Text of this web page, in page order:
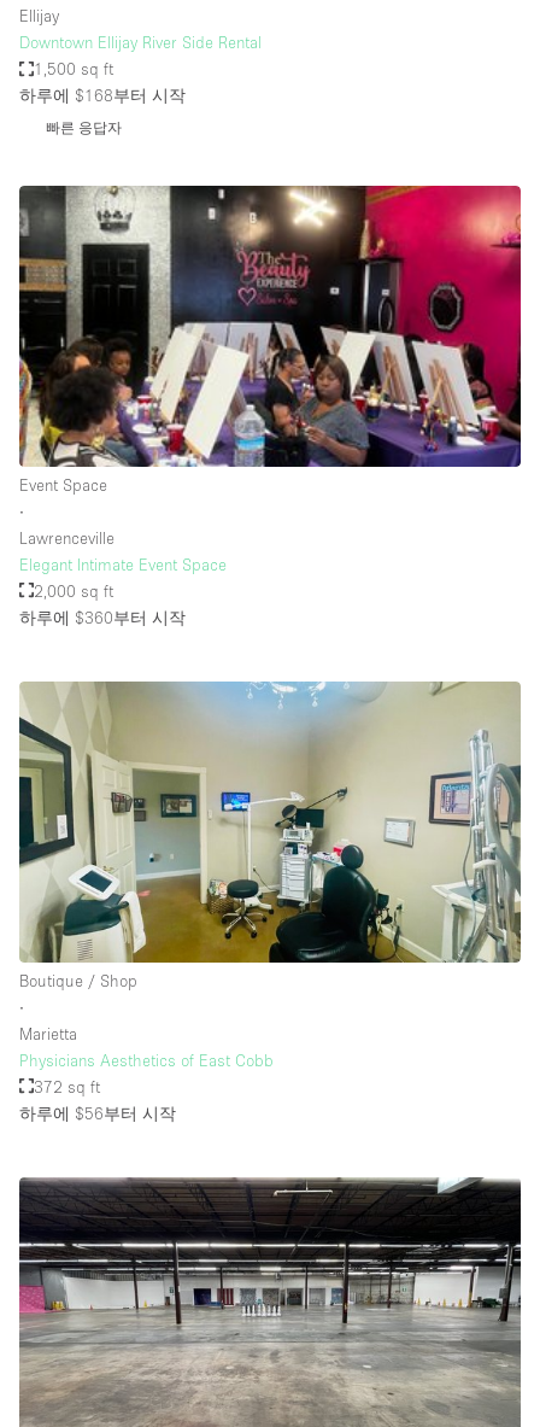
Large Door Entrance
Lighting
Liquor Licence
Multiple Rooms
Office Equipment
Private Parking
Raw
Rooftop / Terrace
Security System
Smoking Area
Soundproof
Stock Room
Street Level
Terrace
Toilets
Water Access
Whitebox / Minimal
Window Display
층 / 접근성:
1층 앞마당
위치한 거리
테라스
윗층
기타
Ellijay
Downtown Ellijay River Side Rental
1,500 sq ft
하루에 $168부터 시작
빠른 응답자
Event Space
∙
Lawrenceville
Elegant Intimate Event Space
2,000 sq ft
하루에 $360부터 시작
Boutique / Shop
∙
Marietta
Physicians Aesthetics of East Cobb
372 sq ft
하루에 $56부터 시작